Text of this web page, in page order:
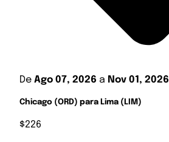
De Ago 07, 2026 a Nov 01, 2026
Chicago (ORD) para Lima (LIM)
$226